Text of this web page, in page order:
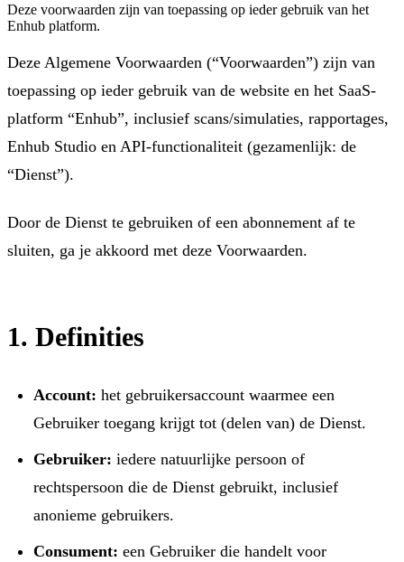
Deze voorwaarden zijn van toepassing op ieder gebruik van het
Enhub platform.
Deze Algemene Voorwaarden (“Voorwaarden”) zijn van
toepassing op ieder gebruik van de website en het SaaS-
platform “Enhub”, inclusief scans/simulaties, rapportages,
Enhub Studio en API-functionaliteit (gezamenlijk: de
“Dienst”).
Door de Dienst te gebruiken of een abonnement af te
sluiten, ga je akkoord met deze Voorwaarden.
1. Definities
Account: het gebruikersaccount waarmee een
Gebruiker toegang krijgt tot (delen van) de Dienst.
Gebruiker: iedere natuurlijke persoon of
rechtspersoon die de Dienst gebruikt, inclusief
anonieme gebruikers.
Consument: een Gebruiker die handelt voor